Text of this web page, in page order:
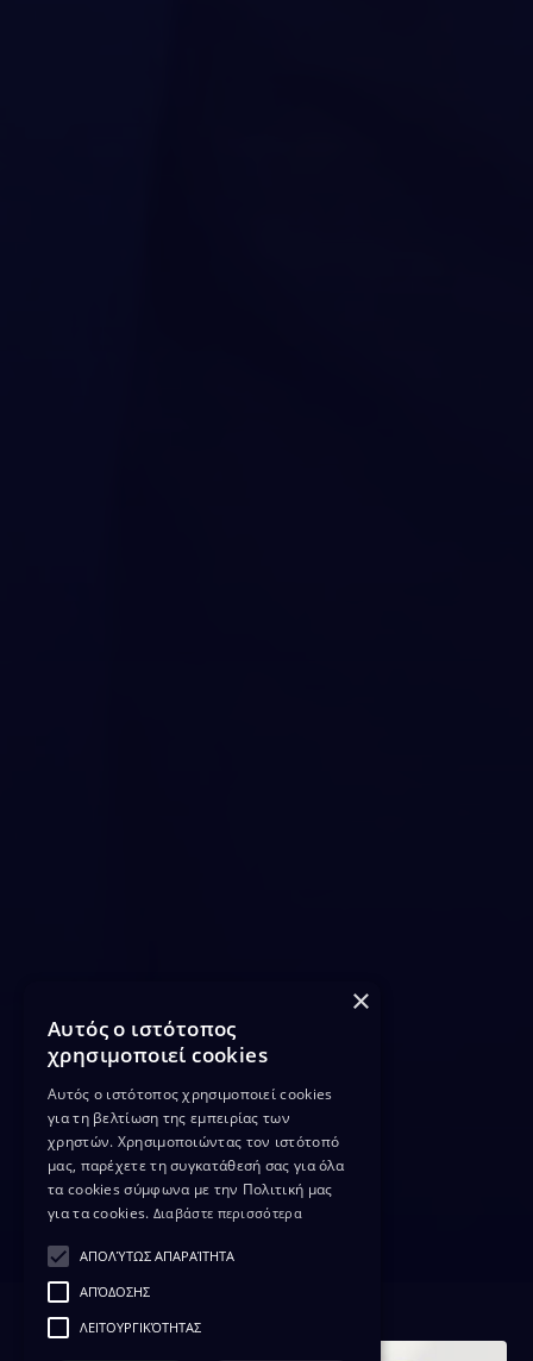
×
Αυτός ο ιστότοπος
χρησιμοποιεί cookies
Αυτός ο ιστότοπος χρησιμοποιεί cookies
για τη βελτίωση της εμπειρίας των
χρηστών. Χρησιμοποιώντας τον ιστότοπό
μας, παρέχετε τη συγκατάθεσή σας για όλα
τα cookies σύμφωνα με την Πολιτική μας
για τα cookies. Διαβάστε περισσότερα
ΑΠΟΛΎΤΩΣ ΑΠΑΡΑΊΤΗΤΑ
ΑΠΌΔΟΣΗΣ
ΛΕΙΤΟΥΡΓΙΚΌΤΗΤΑΣ